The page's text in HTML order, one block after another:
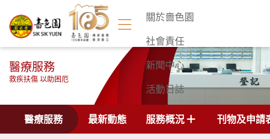
關於嗇色園
社會責任
新聞中心
活動日誌
聯絡我們
醫療服務
救疾扶傷 以助困厄
醫療服務 最新動態 服務概況 刊物及申請